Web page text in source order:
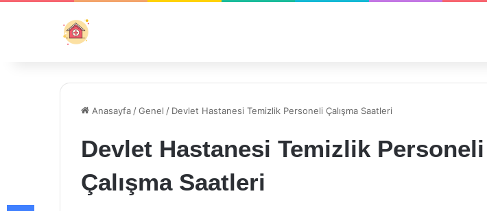
Anasayfa /Genel / Devlet Hastanesi Temizlik Personeli Çalışma Saatleri
Devlet Hastanesi Temizlik Personeli
Çalışma Saatleri
Facebook